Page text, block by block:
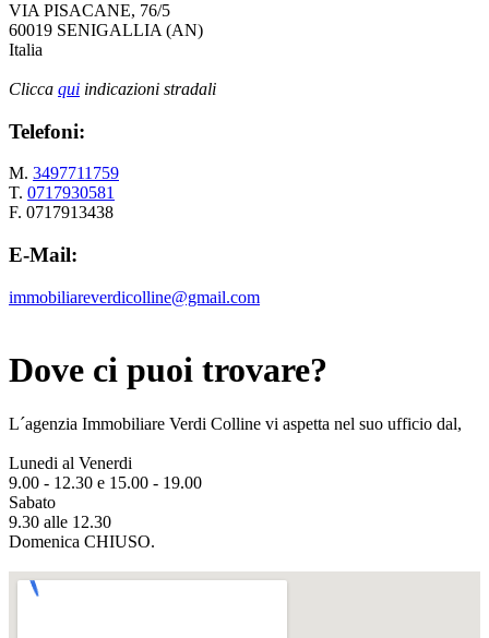
VIA PISACANE, 76/5
60019 SENIGALLIA (AN)
Italia
Clicca qui indicazioni stradali
Telefoni:
M. 3497711759
T. 0717930581
F. 0717913438
E-Mail:
immobiliareverdicolline@gmail.com
Dove ci puoi trovare?
L´agenzia Immobiliare Verdi Colline vi aspetta nel suo ufficio dal,
Lunedi al Venerdi
9.00 - 12.30 e 15.00 - 19.00
Sabato
9.30 alle 12.30
Domenica CHIUSO.